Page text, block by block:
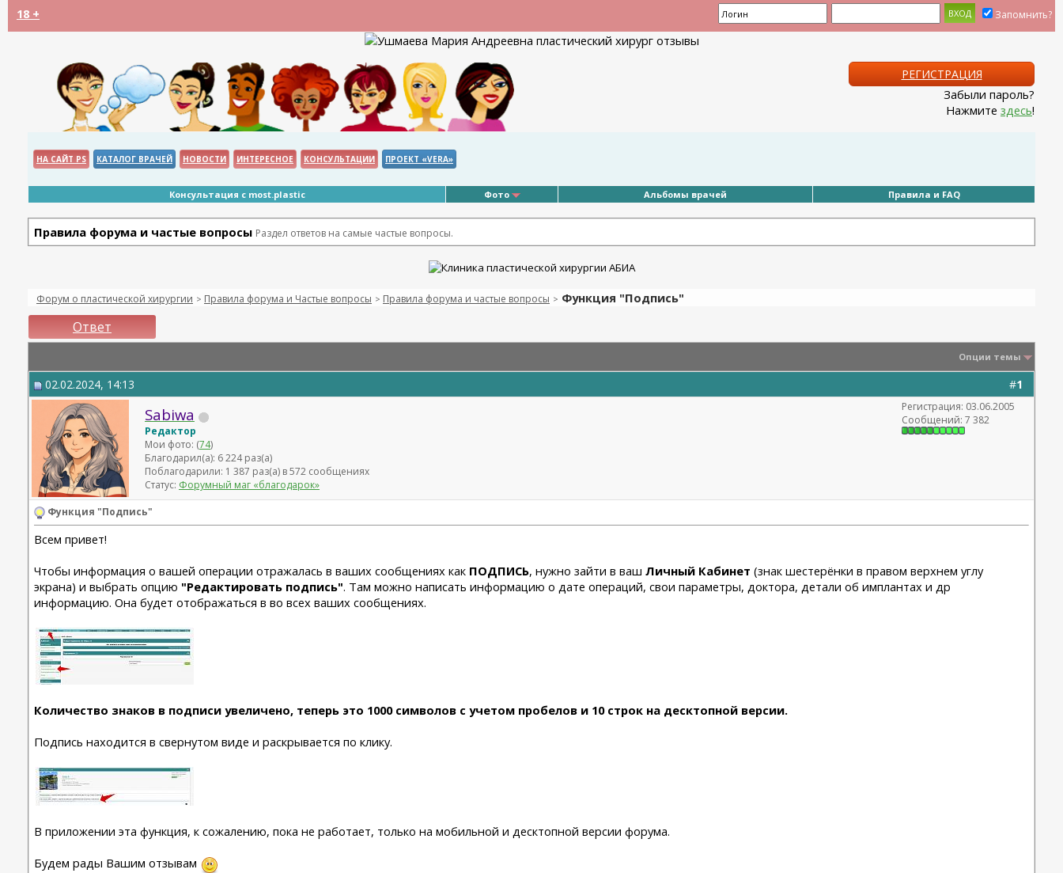
18 + Запомнить?
РЕГИСТРАЦИЯ
Забыли пароль?
Нажмите здесь!
НА САЙТ PS КАТАЛОГ ВРАЧЕЙ НОВОСТИ ИНТЕРЕСНОЕ КОНСУЛЬТАЦИИ ПРОЕКТ «VERA»
Консультация с most.plastic Фото Альбомы врачей Правила и FAQ
Правила форума и частые вопросы Раздел ответов на самые частые вопросы.
Форум о пластической хирургии > Правила форума и Частые вопросы > Правила форума и частые вопросы > Функция "Подпись"
Ответ
Опции темы
#1
02.02.2024, 14:13
Sabiwa
Редактор
Мои фото: (74)
Благодарил(а): 6 224 раз(а)
Поблагодарили: 1 387 раз(а) в 572 сообщениях
Статус: Форумный маг «благодарок»
Регистрация: 03.06.2005
Сообщений: 7 382
Функция "Подпись"
Всем привет!
Чтобы информация о вашей операции отражалась в ваших сообщениях как ПОДПИСЬ, нужно зайти в ваш Личный Кабинет (знак шестерёнки в правом верхнем углу
экрана) и выбрать опцию "Редактировать подпись". Там можно написать информацию о дате операций, свои параметры, доктора, детали об имплантах и др
информацию. Она будет отображаться в во всех ваших сообщениях.
Количество знаков в подписи увеличено, теперь это 1000 символов с учетом пробелов и 10 строк на десктопной версии.
Подпись находится в свернутом виде и раскрывается по клику.
В приложении эта функция, к сожалению, пока не работает, только на мобильной и десктопной версии форума.
Будем рады Вашим отзывам